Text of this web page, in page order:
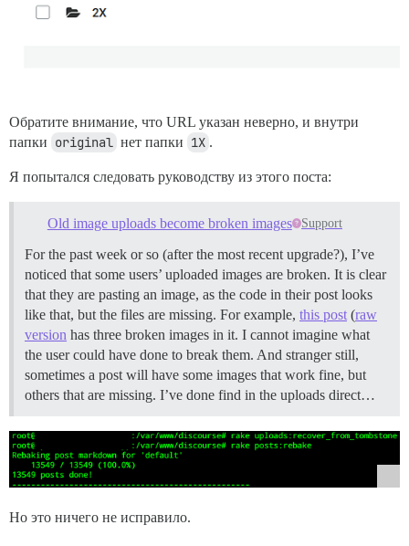
Обратите внимание, что URL указан неверно, и внутри
папки original нет папки 1X .
Я попытался следовать руководству из этого поста:
Old image uploads become broken images Support
For the past week or so (after the most recent upgrade?), I’ve
noticed that some users’ uploaded images are broken. It is clear
that they are pasting an image, as the code in their post looks
like that, but the files are missing. For example, this post (raw
version has three broken images in it. I cannot imagine what
the user could have done to break them. And stranger still,
sometimes a post will have some images that work fine, but
others that are missing. I’ve done find in the uploads direct…
Но это ничего не исправило.